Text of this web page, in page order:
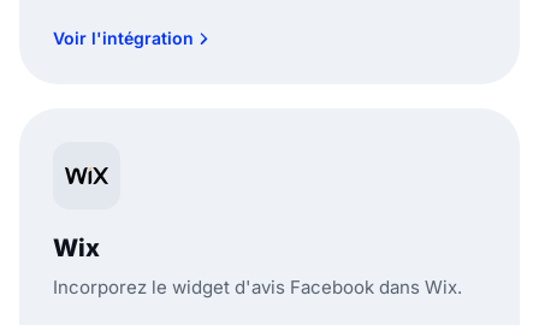
Voir l'intégration
Wix
Incorporez le widget d'avis Facebook dans Wix.